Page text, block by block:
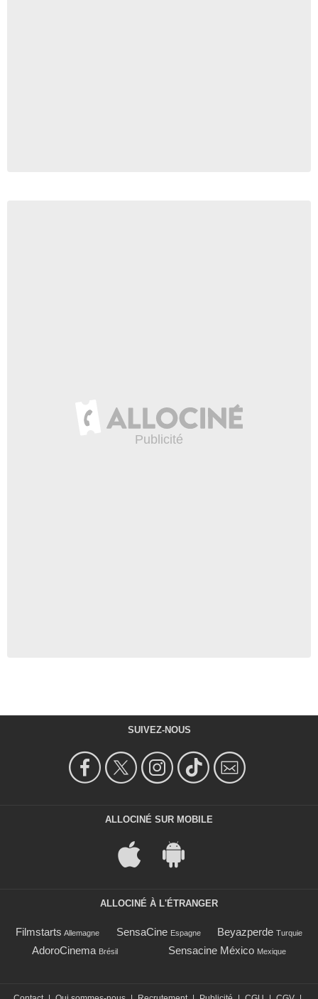
SUIVEZ-NOUS
ALLOCINÉ SUR MOBILE
ALLOCINÉ À L'ÉTRANGER
Filmstarts Allemagne SensaCine Espagne Beyazperde Turquie
AdoroCinema Brésil Sensacine México Mexique